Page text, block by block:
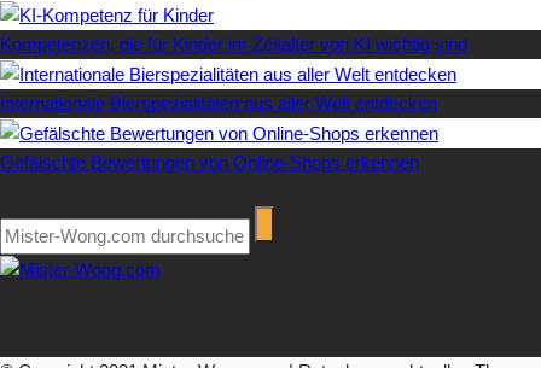
Kompetenzen, die für Kinder im Zeitalter von KI wichtig sind
Internationale Bierspezialitäten aus aller Welt entdecken
Gefälschte Bewertungen von Online-Shops erkennen